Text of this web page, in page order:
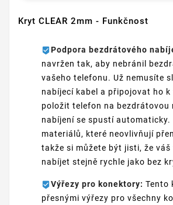
Kryt CLEAR 2mm - Funkčnost
Podpora bezdrátového
navržen tak, aby nebránil
vašeho telefonu. Už nemusíte
nabíjecí kabel a připojovat ho
položit telefon na bezdrátovou
nabíjení se spustí automaticky.
materiálů, které neovlivňují
takže si můžete být jisti, že váš
nabíjet stejně rychle jako bez
Výřezy pro konektory: Tento
přesnými výřezy pro všechny